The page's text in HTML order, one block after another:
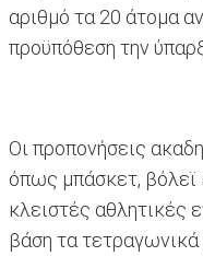
αριθμό τα 20 άτομα
προϋπόθεση την
Οι προπονήσεις
όπως μπάσκετ, βόλεϊ
κλειστές αθλητικές
βάση τα